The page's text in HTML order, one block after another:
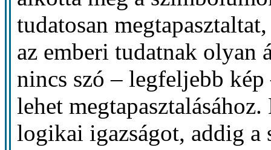
tudatosan
az emberi tudatnak olyan
nincs szó – legfeljebb
lehet
logikai igazságot, addig a